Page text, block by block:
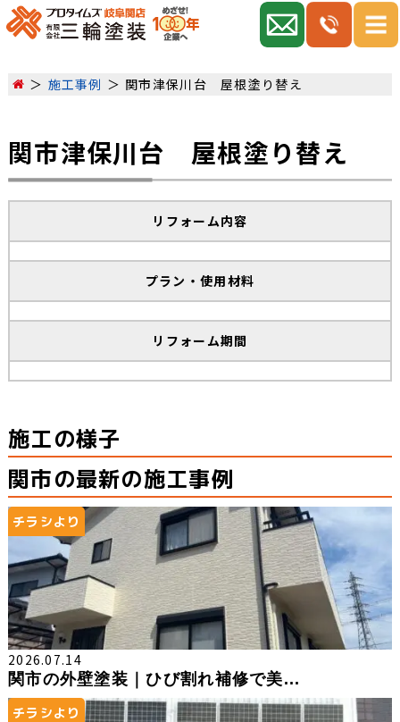
施工事例 関市津保川台 屋根塗り替え
関市津保川台 屋根塗り替え
リフォーム内容
プラン・使用材料
リフォーム期間
施工の様子
関市の最新の施工事例
チラシより
2026.07.14
関市の外壁塗装｜ひび割れ補修で美...
チラシより